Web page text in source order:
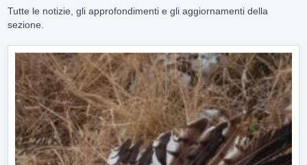
Tutte le notizie, gli approfondimenti e gli aggiornamenti della
sezione.